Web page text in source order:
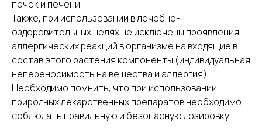
почек и печени.
Также, при использовании в лечебно-
оздоровительных целях не исключены проявления
аллергических реакций в организме на входящие в
состав этого растения компоненты (индивидуальная
непереносимость на вещества и аллергия).
Необходимо помнить, что при использовании
природных лекарственных препаратов необходимо
соблюдать правильную и безопасную дозировку.